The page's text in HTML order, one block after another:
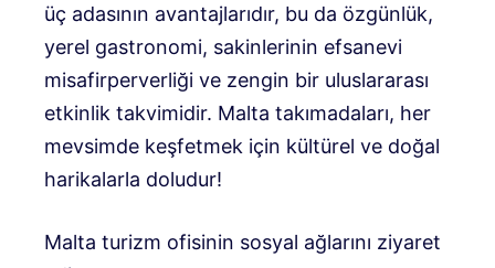
üç adasının avantajlarıdır, bu da özgünlük,
yerel gastronomi, sakinlerinin efsanevi
misafirperverliği ve zengin bir uluslararası
etkinlik takvimidir. Malta takımadaları, her
mevsimde keşfetmek için kültürel ve doğal
harikalarla doludur!
Malta turizm ofisinin sosyal ağlarını ziyaret